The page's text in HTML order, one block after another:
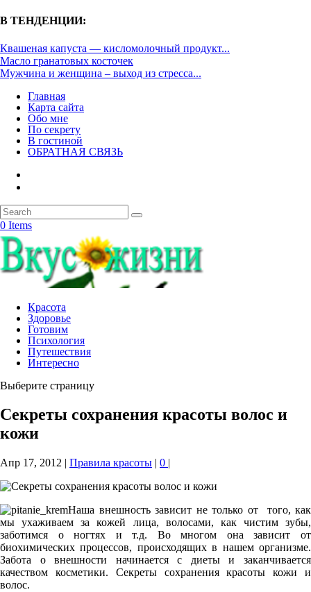
В ТЕНДЕНЦИИ:
Квашеная капуста — кисломолочный продукт...
Масло гранатовых косточек
Мужчина и женщина – выход из стресса...
Главная
Карта сайта
Обо мне
По секрету
В гостиной
ОБРАТНАЯ СВЯЗЬ
0 Items
Красота
Здоровье
Готовим
Психология
Путешествия
Интересно
Выберите страницу
Секреты сохранения красоты волос и
кожи
Апр 17, 2012 | Правила красоты | 0 |
Наша внешность зависит не только от того, как
мы ухаживаем за кожей лица, волосами, как чистим зубы,
заботимся о ногтях и т.д. Во многом она зависит от
биохимических процессов, происходящих в нашем организме.
Забота о внешности начинается с диеты и заканчивается
качеством косметики. Секреты сохранения красоты кожи и
волос.